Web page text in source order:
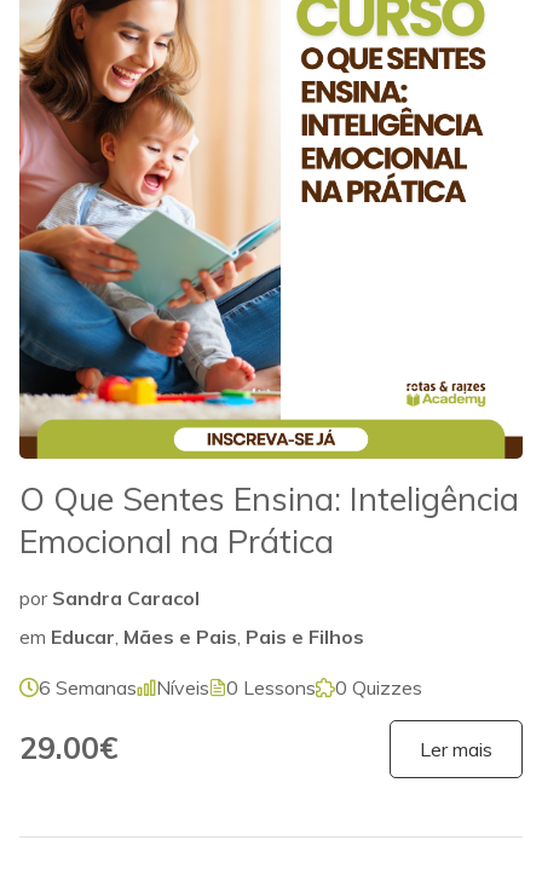
O Que Sentes Ensina: Inteligência
Emocional na Prática
por Sandra Caracol
em Educar Mães e Pais Pais e Filhos
6 Semanas Níveis 0 Lessons 0 Quizzes
29.00€ Ler mais